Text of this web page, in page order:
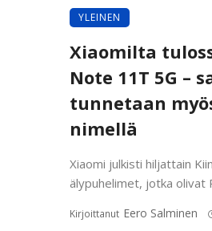
YLEINEN
Xiaomilta
Note 11T 5G –
tunnetaan
nimellä
Xiaomi julkisti hiljattain
älypuhelimet, jotka olivat
Kirjoittanut Eero Salminen